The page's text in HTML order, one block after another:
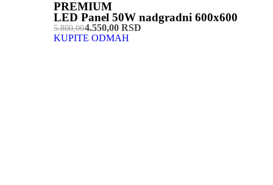
PREMIUM
LED Panel 50W nadgradni 600x600
5.800,004.550,00 RSD
KUPITE ODMAH